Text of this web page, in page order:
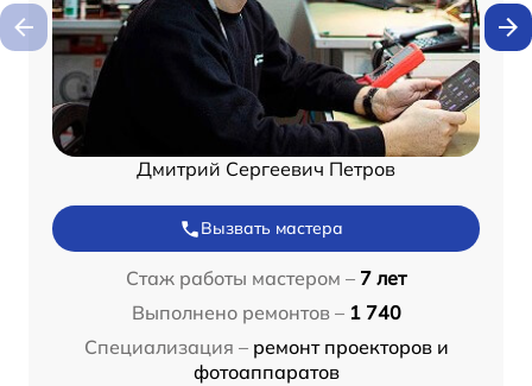
Дмитрий Сергеевич Петров
Вызвать мастера
Стаж работы мастером – 7 лет
Выполнено ремонтов – 1 740
Специализация – ремонт проекторов и
фотоаппаратов